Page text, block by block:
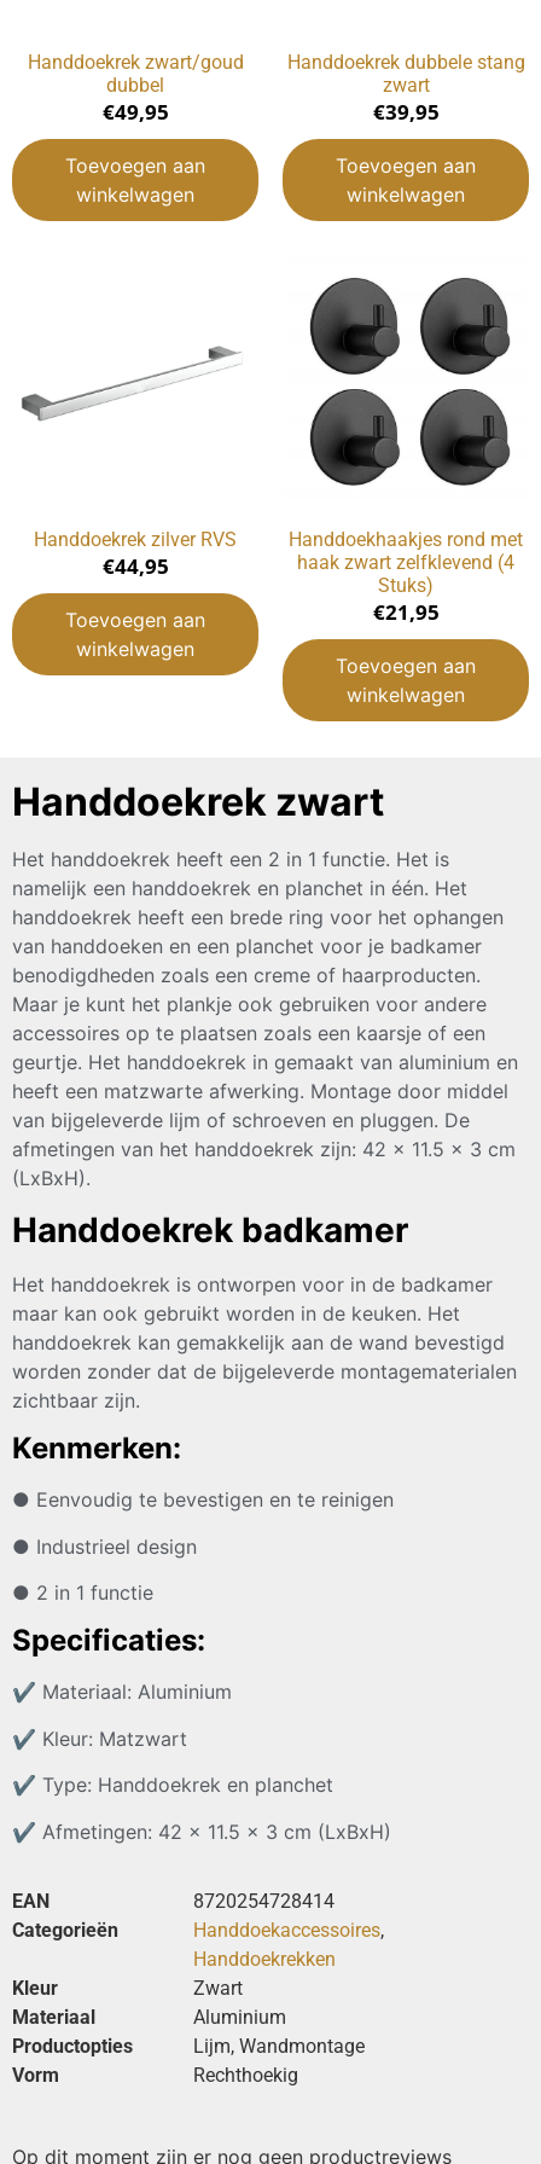
Handdoekrek zwart/goud
dubbel
€49,95
Toevoegen aan
winkelwagen
Handdoekrek dubbele stang
zwart
€39,95
Toevoegen aan
winkelwagen
Handdoekrek zilver RVS
€44,95
Toevoegen aan
winkelwagen
Handdoekhaakjes rond met
haak zwart zelfklevend (4
Stuks)
€21,95
Toevoegen aan
winkelwagen
Handdoekrek zwart
Het handdoekrek heeft een 2 in 1 functie. Het is
namelijk een handdoekrek en planchet in één. Het
handdoekrek heeft een brede ring voor het ophangen
van handdoeken en een planchet voor je badkamer
benodigdheden zoals een creme of haarproducten.
Maar je kunt het plankje ook gebruiken voor andere
accessoires op te plaatsen zoals een kaarsje of een
geurtje. Het handdoekrek in gemaakt van aluminium en
heeft een matzwarte afwerking. Montage door middel
van bijgeleverde lijm of schroeven en pluggen. De
afmetingen van het handdoekrek zijn: 42 x 11.5 x 3 cm
(LxBxH).
Handdoekrek badkamer
Het handdoekrek is ontworpen voor in de badkamer
maar kan ook gebruikt worden in de keuken. Het
handdoekrek kan gemakkelijk aan de wand bevestigd
worden zonder dat de bijgeleverde montagematerialen
zichtbaar zijn.
Kenmerken:
● Eenvoudig te bevestigen en te reinigen
● Industrieel design
● 2 in 1 functie
Specificaties:
✔ Materiaal: Aluminium
✔ Kleur: Matzwart
✔ Type: Handdoekrek en planchet
✔ Afmetingen: 42 x 11.5 x 3 cm (LxBxH)
EAN
8720254728414
Categorieën
Handdoekaccessoires,
Handdoekrekken
Kleur
Zwart
Materiaal
Aluminium
Productopties
Lijm, Wandmontage
Vorm
Rechthoekig
Op dit moment zijn er nog geen productreviews